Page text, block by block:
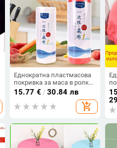
Еднократна пластмасова
покривка за маса в ролка,
перфорирана, за дома,
кухнята, ресторанти,
хотели и сватби; устойчива
15.77 € /30.84 лв
add_shopping_cart